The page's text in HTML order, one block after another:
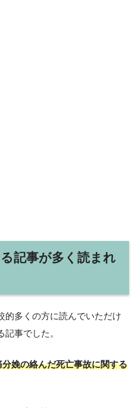
記事が多く読まれ
的多くの方に読んでいただけ
記事でした。
分娩の絡んだ死亡事故に関する